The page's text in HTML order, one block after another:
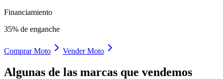
Financiamiento
35% de enganche
Comprar Moto Vender Moto
Algunas de las marcas que vendemos